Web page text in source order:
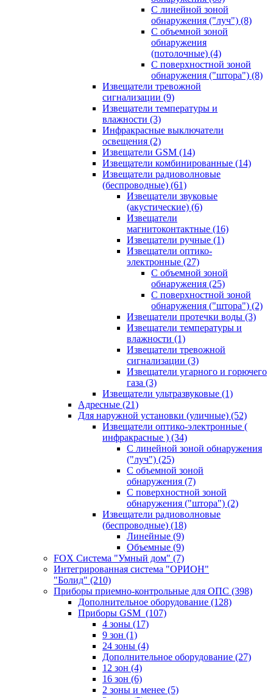
С линейной зоной
обнаружения ("луч") (8)
С объемной зоной
обнаружения
(потолочные) (4)
С поверхностной зоной
обнаружения ("штора") (8)
Извещатели тревожной
сигнализации (9)
Извещатели температуры и
влажности (3)
Инфракрасные выключатели
освещения (2)
Извещатели GSM (14)
Извещатели комбинированные (14)
Извещатели радиоволновые
(беспроводные) (61)
Извещатели звуковые
(акустические) (6)
Извещатели
магнитоконтактные (16)
Извещатели ручные (1)
Извещатели оптико-
электронные (27)
С объемной зоной
обнаружения (25)
С поверхностной зоной
обнаружения ("штора") (2)
Извещатели протечки воды (3)
Извещатели температуры и
влажности (1)
Извещатели тревожной
сигнализации (3)
Извещатели угарного и горючего
газа (3)
Извещатели ультразвуковые (1)
Адресные (21)
Для наружной установки (уличные) (52)
Извещатели оптико-электронные (
инфракрасные ) (34)
С линейной зоной обнаружения
("луч") (25)
С объемной зоной
обнаружения (7)
С поверхностной зоной
обнаружения ("штора") (2)
Извещатели радиоволновые
(беспроводные) (18)
Линейные (9)
Объемные (9)
FOX Система "Умный дом" (7)
Интегрированная система "ОРИОН"
"Болид" (210)
Приборы приемно-контрольные для ОПС (398)
Дополнительное оборудование (128)
Приборы GSM (107)
4 зоны (17)
9 зон (1)
24 зоны (4)
Дополнительное оборудование (27)
12 зон (4)
16 зон (6)
2 зоны и менее (5)